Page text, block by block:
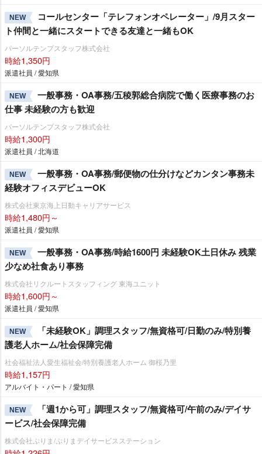
NEW
コールセンター「テレフォンオペレーター」/9月スター
ト仲間と一緒にスタートできる友達と一緒もOK
パーソルテンプスタッフ株式会社
時給1,350円
派遣社員 / 愛知県
NEW
一般事務・OA事務/五稜郭総合病院で働く医療事務のお
仕事 未経験の方も歓迎
パーソルテンプスタッフ株式会社
時給1,300円
派遣社員 / 北海道
NEW
一般事務・OA事務/郵便物の仕分けなどカンタン事務未
経験オフィスデビューOK
株式会社東京海上日動キャリアサービス
時給1,480円～
派遣社員 / 愛知県
NEW
一般事務・OA事務/時給1600円 未経験OK土日休み 残業
少なめ社食あり事務
株式会社リクルートスタッフィング 東海ユニット
時給1,600円～
派遣社員 / 愛知県
NEW
「未経験OK」調理スタッフ/無資格可/日勤のみ/特別養
護老人ホーム/社会保障完備
社会福祉法人愛生福祉会/特別養護老人ホーム 御桜乃里
時給1,157円
アルバイト・パート / 愛知県
NEW
「週1から可」調理スタッフ/無資格可/午前のみ/デイサ
ービス/社会保障完備
株式会社ぷりま/ぷりまデイサービスステーション